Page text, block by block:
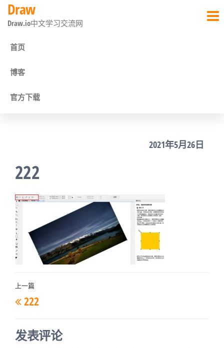
前
往
内
容
Draw
Draw.io中文学习交流网
首页
博客
官方下载
2021年5月26日
222
文
章
航
上
一
篇
上一篇
222
发表评论